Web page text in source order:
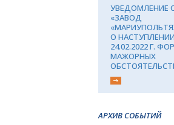
УВЕДОМЛЕНИЕ
«ЗАВОД
О
24.02.2022 Г.
МАЖОРНЫХ
АРХИВ СОБЫТИЙ